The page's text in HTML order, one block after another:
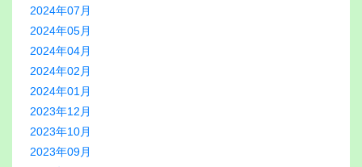
2024年07月
2024年05月
2024年04月
2024年02月
2024年01月
2023年12月
2023年10月
2023年09月